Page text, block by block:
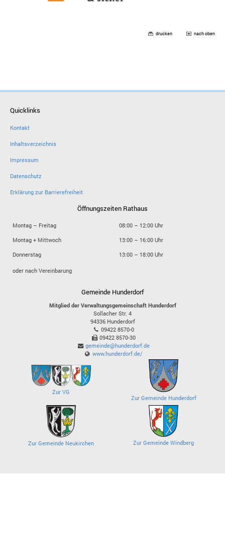
drucken nach oben
Quicklinks
Kontakt
Inhaltsverzeichnis
Impressum
Datenschutz
Erklärung zur Barrierefreiheit
Öffnungszeiten Rathaus
Montag – Freitag
08:00 – 12:00 Uhr
Montag + Mittwoch
13:00 – 16:00 Uhr
Donnerstag
13:00 – 18:00 Uhr
oder nach Vereinbarung
Gemeinde Hunderdorf
Mitglied der Verwaltungsgemeinschaft Hunderdorf
Sollacher Str. 4
94336 Hunderdorf
09422 8570-0
09422 8570-30
gemeinde@hunderdorf.de
www.hunderdorf.de/
Zur VG
Zur Gemeinde Hunderdorf
Zur Gemeinde Neukirchen Zur Gemeinde Windberg